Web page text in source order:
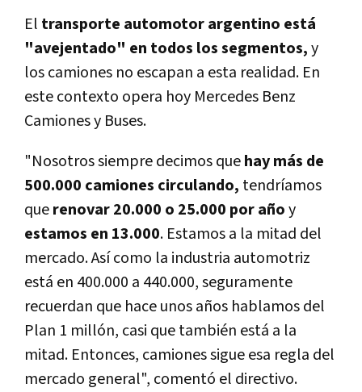
El transporte automotor argentino está
"avejentado" en todos los segmentos,y
los camiones no escapan a esta realidad. En
este contexto opera hoy Mercedes Benz
Camiones y Buses.
"Nosotros siempre decimos quehay más de
500.000 camiones circulando, tendríamos
querenovar 20.000 o 25.000 por añoy
estamos en 13.000. Estamos a la mitad del
mercado. Así como la industria automotriz
está en 400.000 a 440.000, seguramente
recuerdan que hace unos años hablamos del
Plan 1 millón, casi que también está a la
mitad. Entonces, camiones sigue esa regla del
mercado general", comentó el directivo.